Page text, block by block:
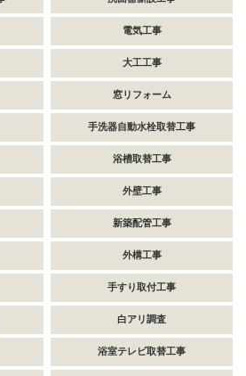
電気工事
大工工事
窓リフォーム
手洗器自動水栓取替工事
浴槽取替工事
外壁工事
新築配管工事
外構工事
手すり取付工事
白アリ調査
浴室テレビ取替工事